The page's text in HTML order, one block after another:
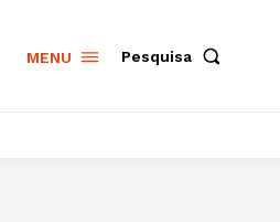
MENU Pesquisa